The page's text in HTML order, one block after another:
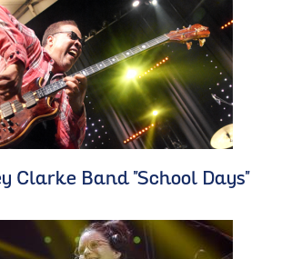
Clarke Band "School Days"